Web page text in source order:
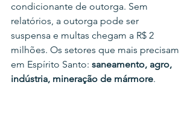
condicionante de outorga. Sem
relatórios, a outorga pode ser
suspensa e multas chegam a R$ 2
milhões. Os setores que mais precisam
em Espírito Santo: saneamento, agro,
indústria, mineração de mármore.